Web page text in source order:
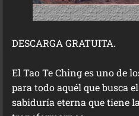
DESCARGA GRATUITA.
El Tao Te Ching es uno de
para todo aquél que busca
sabiduría eterna que tiene